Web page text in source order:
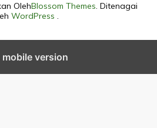
OlehBlossom Themes. Ditenagai
WordPress .
mobile version